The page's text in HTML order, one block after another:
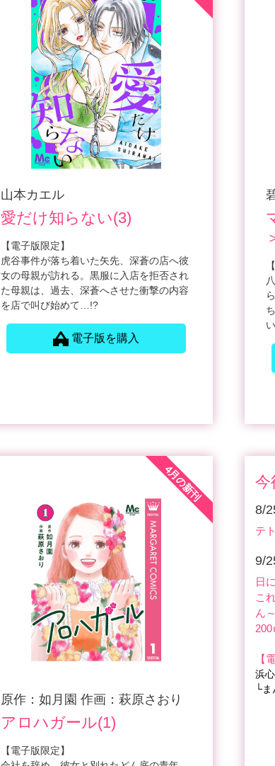
山本カエル
愛だけ知らない(3)
【電子版限定】
虎谷事件が落ち着いた矢先、深蒼の店へ彼
女の母親が訪れる。黒服に入店を拒否され
た母親は、過去、深蒼へさせた衝撃の内容
を店で叫び始めて…!?
電子版を購入
4月の新刊
原作：如月園 作画：萩原さおり
アロハガール(1)
【電子版限定】
今
8/
テ
9/
日
こ
ん
【
浜
└ま